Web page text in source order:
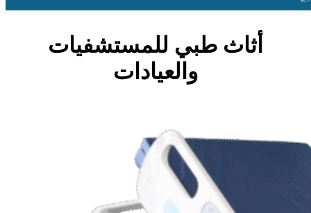
أثاث طبي للمستشفيات
والعيادات